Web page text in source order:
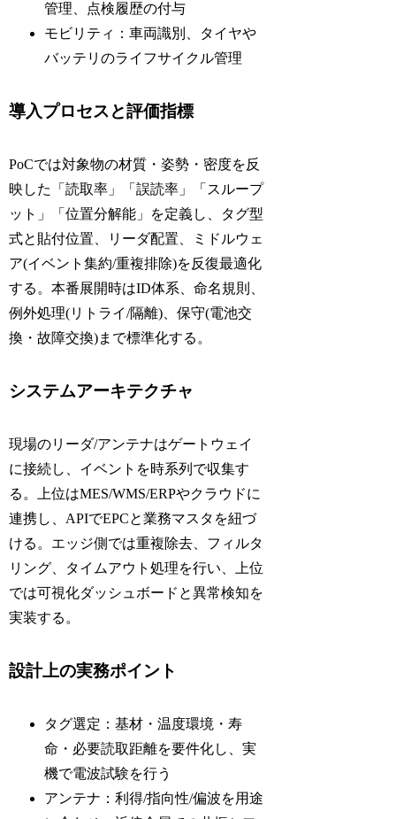
管理、点検履歴の付与
モビリティ：車両識別、タイヤや
バッテリのライフサイクル管理
導入プロセスと評価指標
PoCでは対象物の材質・姿勢・密度を反
映した「読取率」「誤読率」「スループ
ット」「位置分解能」を定義し、タグ型
式と貼付位置、リーダ配置、ミドルウェ
ア(イベント集約/重複排除)を反復最適化
する。本番展開時はID体系、命名規則、
例外処理(リトライ/隔離)、保守(電池交
換・故障交換)まで標準化する。
システムアーキテクチャ
現場のリーダ/アンテナはゲートウェイ
に接続し、イベントを時系列で収集す
る。上位はMES/WMS/ERPやクラウドに
連携し、APIでEPCと業務マスタを紐づ
ける。エッジ側では重複除去、フィルタ
リング、タイムアウト処理を行い、上位
では可視化ダッシュボードと異常検知を
実装する。
設計上の実務ポイント
タグ選定：基材・温度環境・寿
命・必要読取距離を要件化し、実
機で電波試験を行う
アンテナ：利得/指向性/偏波を用途